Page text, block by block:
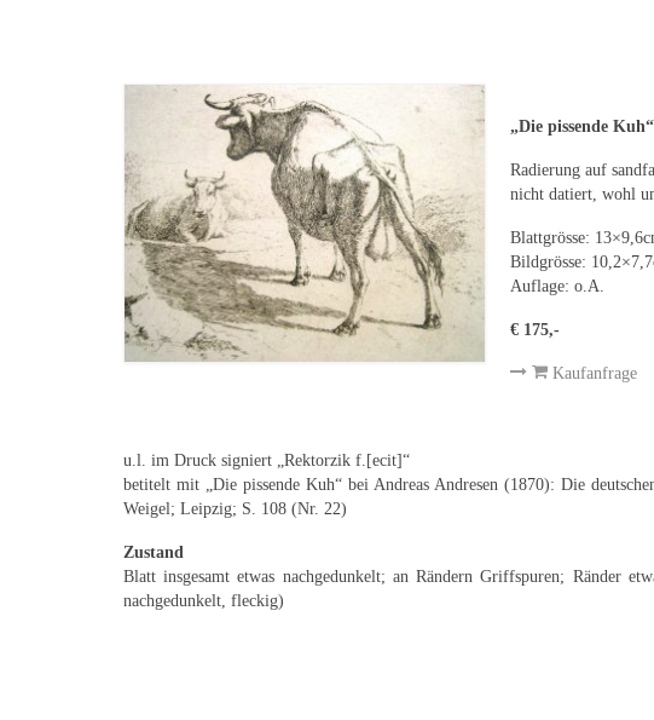
„Die pissende Kuh“
Radierung auf
nicht datiert, wohl
Blattgrösse:
Bildgrösse:
Auflage: o.A.
€ 175,-
Kaufanfrage
u.l. im Druck signiert „Rektorzik f.[ecit]“
betitelt mit „Die pissende Kuh“ bei Andreas Andresen (1870): Die
Weigel; Leipzig; S. 108 (Nr. 22)
Zustand
Blatt insgesamt etwas nachgedunkelt; an Rändern Griffspuren; Ränder
nachgedunkelt, fleckig)